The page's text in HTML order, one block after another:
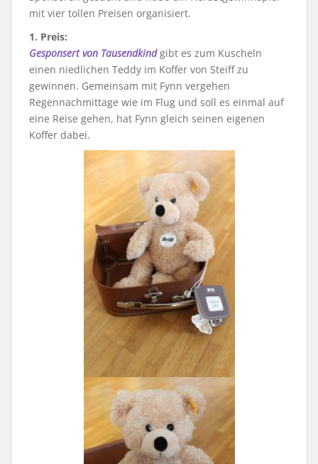
mit vier tollen Preisen organisiert.
1. Preis:
Gesponsert von Tausendkindgibt es zum Kuscheln
einen niedlichen Teddy im Koffer von Steiff zu
gewinnen. Gemeinsam mit Fynn vergehen
Regennachmittage wie im Flug und soll es einmal auf
eine Reise gehen, hat Fynn gleich seinen eigenen
Koffer dabei.